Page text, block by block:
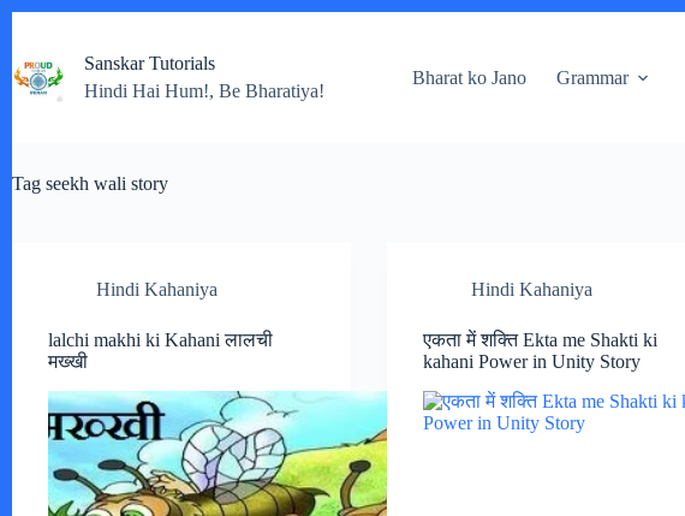
content
Sanskar Tutorials
Hindi Hai Hum!, Be Bharatiya!
Bharat ko Jano Grammar
Tag seekh wali story
Hindi Kahaniya
lalchi makhi ki Kahani लालची
मख्खी
Hindi Kahaniya
एकता में शक्ति Ekta me Shakti ki
kahani Power in Unity Story